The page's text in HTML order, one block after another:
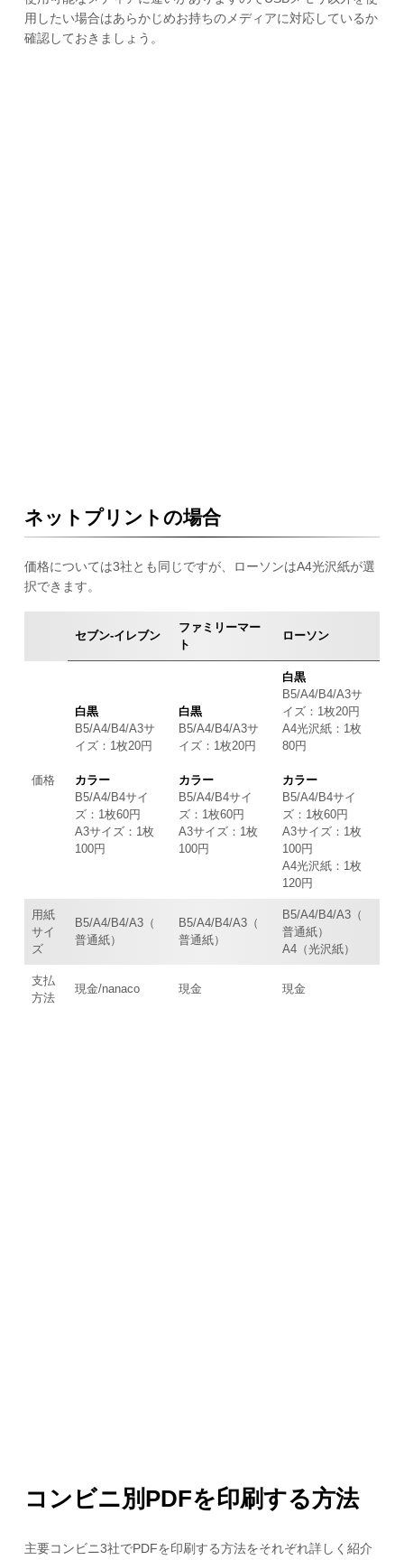
用したい場合はあらかじめお持ちのメディアに対応しているか
確認しておきましょう。
ネットプリントの場合
価格については3社とも同じですが、ローソンはA4光沢紙が選
択できます。
セブン-イレブン
ファミリーマー
ト
ローソン
価格
白黒
B5/A4/B4/A3サ
イズ：1枚20円
カラー
B5/A4/B4サイ
ズ：1枚60円
A3サイズ：1枚
100円
白黒
B5/A4/B4/A3サ
イズ：1枚20円
カラー
B5/A4/B4サイ
ズ：1枚60円
A3サイズ：1枚
100円
白黒
B5/A4/B4/A3サ
イズ：1枚20円
A4光沢紙：1枚
80円
カラー
B5/A4/B4サイ
ズ：1枚60円
A3サイズ：1枚
100円
A4光沢紙：1枚
120円
用紙
サイ
ズ
B5/A4/B4/A3（
普通紙）
B5/A4/B4/A3（
普通紙）
B5/A4/B4/A3（
普通紙）
A4（光沢紙）
支払
方法
現金/nanaco 現金 現金
コンビニ別PDFを印刷する方法
主要コンビニ3社でPDFを印刷する方法をそれぞれ詳しく紹介